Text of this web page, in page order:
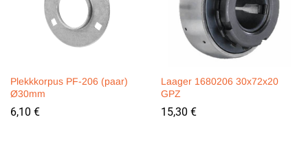
Plekkkorpus PF-206 (paar)
Ø30mm
6,10 €
Laager 1680206 30x72x20
GPZ
15,30 €